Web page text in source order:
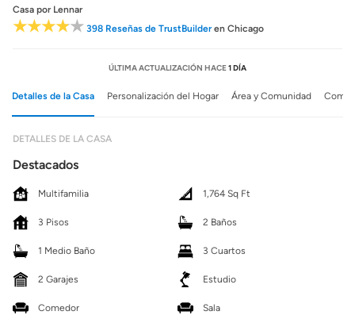
Casa por Lennar
398 Reseñas de TrustBuilderen Chicago
ÚLTIMA ACTUALIZACIÓN HACE1 DÍA
Detalles de la Casa Personalización del Hogar Área y Comunidad
DETALLES DE LA CASA
Destacados
Multifamilia 1,764 Sq Ft
3 Pisos 2 Baños
1 Medio Baño 3 Cuartos
2 Garajes Estudio
Comedor Sala